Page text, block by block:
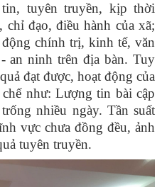
tuyên truyền, kịp thời
chỉ đạo, điều hành của xã;
chính trị, kinh tế, văn
an ninh trên địa bàn. Tuy
đạt được, hoạt động của
như: Lượng tin bài cập
nhiều ngày. Tần suất
vực chưa đồng đều, ảnh
tuyên truyền.